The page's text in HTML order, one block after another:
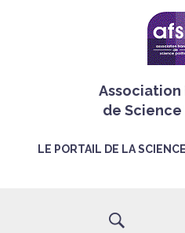
Association
de
LE PORTAIL DE LA